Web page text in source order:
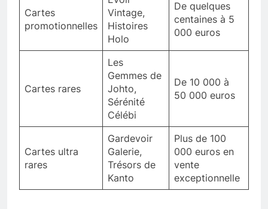
Cartes
promotionnelles
Vintage,
Histoires
Holo
De quelques
centaines à 5
000 euros
Cartes rares
Les
Gemmes de
Johto,
Sérénité
Célébi
De 10 000 à
50 000 euros
Cartes ultra
rares
Gardevoir
Galerie,
Trésors de
Kanto
Plus de 100
000 euros en
vente
exceptionnelle